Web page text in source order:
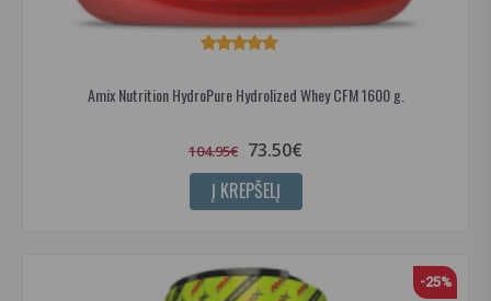
Amix Nutrition HydroPure Hydrolized Whey CFM 1600 g.
104.95€ 73.50€
Į KREPŠELĮ
-25%